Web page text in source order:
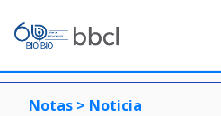
Notas > Noticia